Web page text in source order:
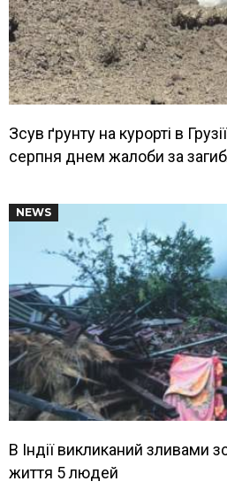
Зсув ґрунту на курорті в
серпня днем жалоби за
NEWS
В Індії викликаний зливами
життя 5 людей